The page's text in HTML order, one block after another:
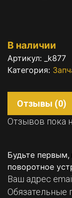
В наличии
Артикул:
_k877
Категория:
Отзывы (0)
Отзывов пока
Будьте
поворотное
Ваш адрес
Обязательные